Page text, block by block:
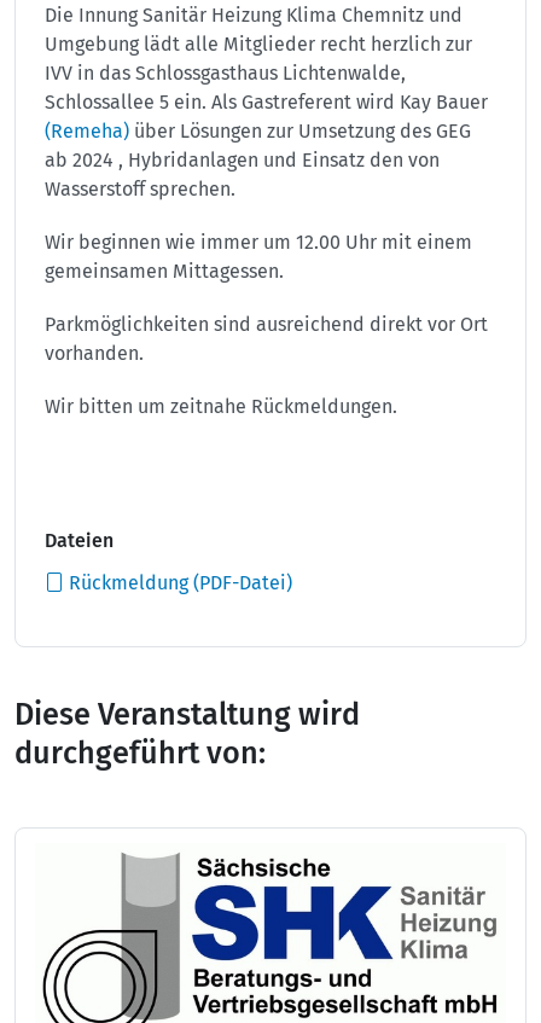
Die Innung Sanitär Heizung Klima Chemnitz und
Umgebung lädt alle Mitglieder recht herzlich zur
IVV in das Schlossgasthaus Lichtenwalde,
Schlossallee 5 ein. Als Gastreferent wird Kay Bauer
(Remeha) über Lösungen zur Umsetzung des GEG
ab 2024 , Hybridanlagen und Einsatz den von
Wasserstoff sprechen.
Wir beginnen wie immer um 12.00 Uhr mit einem
gemeinsamen Mittagessen.
Parkmöglichkeiten sind ausreichend direkt vor Ort
vorhanden.
Wir bitten um zeitnahe Rückmeldungen.
Dateien
Rückmeldung (PDF-Datei)
Diese Veranstaltung wird
durchgeführt von: